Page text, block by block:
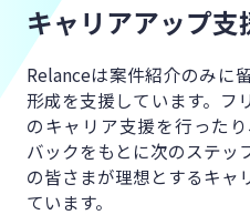
キャリアアップ支
Relanceは案件紹介のみに留
形成を支援しています。 フ
のキャリア支援を行ったり
バックをもとに次のステッ
の皆さまが理想とするキャ
ています。